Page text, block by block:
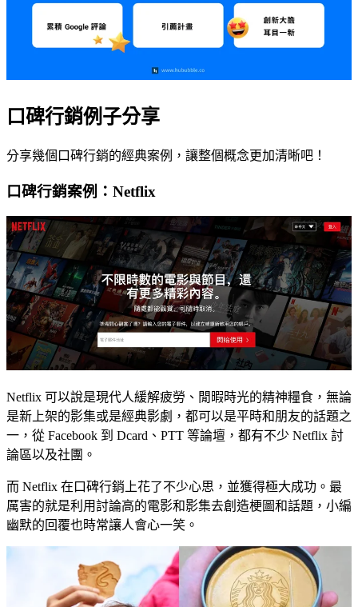
口碑行銷例子分享
分享幾個口碑行銷的經典案例，讓整個概念更加清晰吧！
口碑行銷案例：Netflix
Netflix 可以說是現代人緩解疲勞、閒暇時光的精神糧食，無論
是新上架的影集或是經典影劇，都可以是平時和朋友的話題之
一，從 Facebook 到 Dcard、PTT 等論壇，都有不少 Netflix 討
論區以及社團。
而 Netflix 在口碑行銷上花了不少心思，並獲得極大成功。最
厲害的就是利用討論高的電影和影集去創造梗圖和話題，小編
幽默的回覆也時常讓人會心一笑。